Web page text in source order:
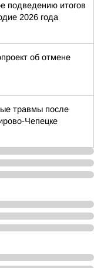
подведению итогов
2026 года
об отмене
травмы после
Чепецке